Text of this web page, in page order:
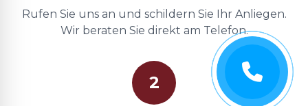
Rufen Sie uns an und schildern Sie Ihr Anliegen.
Wir beraten Sie direkt am Telefon.
2